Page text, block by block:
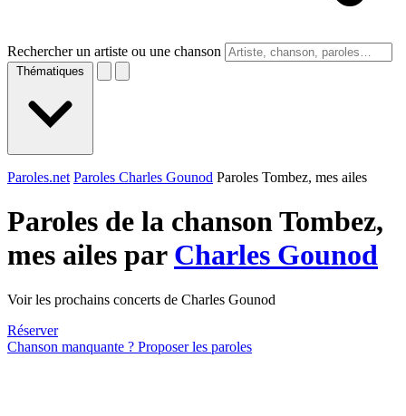
Rechercher un artiste ou une chanson
Thématiques
Paroles.net Paroles Charles Gounod Paroles Tombez, mes ailes
Paroles de la chanson Tombez,
mes ailes par Charles Gounod
Voir les prochains concerts de Charles Gounod
Réserver
Chanson manquante ? Proposer les paroles